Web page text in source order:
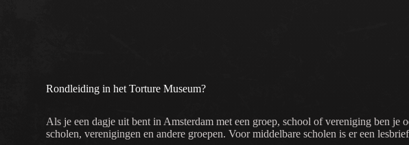
Rondleiding in het Torture Museum?
Als je een dagje uit bent in Amsterdam met een groep, school of vereniging ben
scholen, verenigingen en andere groepen. Voor middelbare scholen is er een